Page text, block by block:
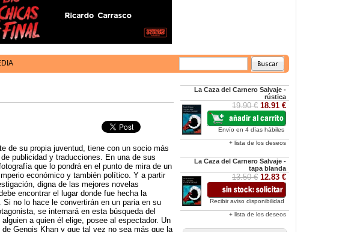
de su propia juventud, tiene con un socio más
publicidad y traducciones. En una de sus
que lo pondrá en el punto de mira de un
económico y también político. Y a partir
digna de las mejores novelas
encontrar el lugar donde fue hecha la
no lo hace le convertirán en un paria en su
se internará en esta búsqueda del
a quien él elige, posee al espectador. Un
Gengis Khan y que tal vez no sea más que la
La Caza del Carnero Salvaje -
rústica
19.90 € 18.91 €
Envío en 4 días hábiles
+ lista de los deseos
La Caza del Carnero Salvaje -
tapa blanda
13.50 € 12.83 €
Recibir aviso disponibilidad
+ lista de los deseos